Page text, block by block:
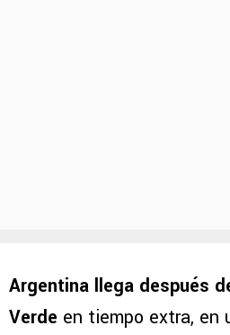
Argentina llega después
Verde en tiempo extra, en